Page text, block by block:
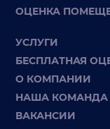
ОЦЕНКА
УСЛУГИ
БЕСПЛАТНАЯ
О КОМПАНИИ
НАША КОМАНДА
ВАКАНСИИ